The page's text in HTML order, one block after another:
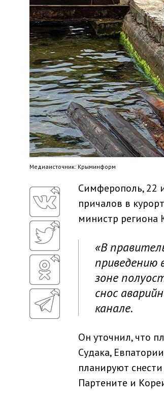
Медиaисточник: Крыминформ
Симферополь, 22
причалов в
министр
«В
приведению
зоне
снос
канале.
Он уточнил, что
Судака,
планируют
Партените и